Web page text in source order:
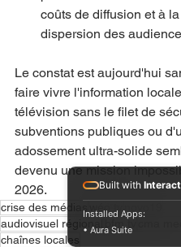
coûts de diffusion et à la
dispersion des
Le constat est aujourd'hui
faire vivre l'information
télévision sans le filet de
subventions publiques ou
adossement ultra-solide
devenu une mission
2026.
crise des médias
audiovisuel régional
bfm tv
chaînes locales
Built with
Installed Apps:
• Aura Suite